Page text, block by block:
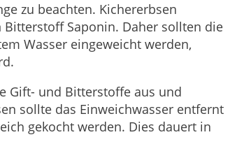
zu beachten. Kichererbsen
Saponin. Daher sollten die
Wasser eingeweicht werden,
Gift- und Bitterstoffe aus und
sollte das Einweichwasser entfernt
gekocht werden. Dies dauert in